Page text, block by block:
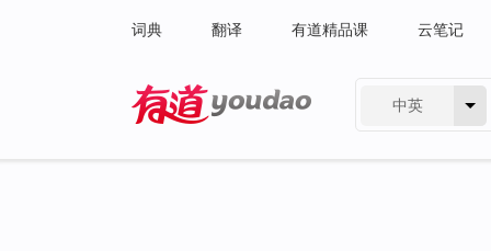
词典 翻译 有道精品课 云笔记
中英